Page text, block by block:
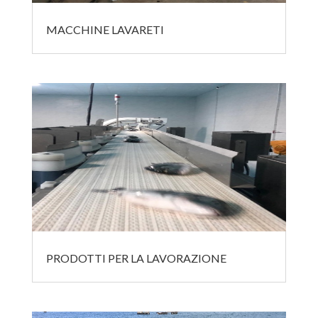
MACCHINE LAVARETI
PRODOTTI PER LA LAVORAZIONE